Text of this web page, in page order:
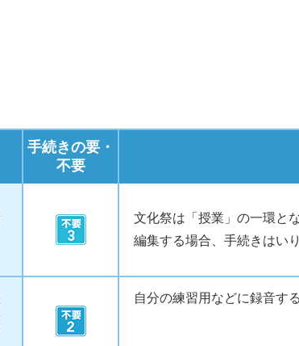
手続きの要・
不要
文化祭は「授業」の一環と
編集する場合、手続きはい
自分の練習用などに録音す